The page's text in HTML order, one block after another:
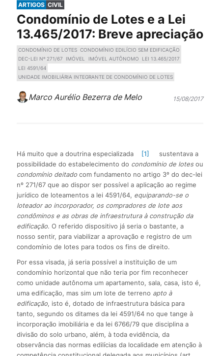
ARTIGOS CIVIL
Condomínio de Lotes e a Lei
13.465/2017: Breve apreciação
CONDOMÍNIO DE LOTES CONDOMÍNIO EDILÍCIO SEM EDIFICAÇÃO
DEC-LEI Nº 271/67
IMÓVEL IMÓVEL AUTÔNOMO
LEI 13.465/2017
LEI 4591/64
UNIDADE IMOBILIÁRIA INTEGRANTE DE CONDOMÍNIO DE LOTES
Marco Aurélio Bezerra de Melo 15/08/2017
Há muito que a doutrina especializada [1]
sustentava a
possibilidade do estabelecimento do condomínio de lotesou
condomínio deitadocom fundamento no artigo 3º do dec-lei
nº 271/67 que ao dispor ser possível a aplicação ao regime
jurídico de loteamentos a lei 4591/64, equiparando-se o
loteador ao incorporador, os compradores de lote aos
condôminos e as obras de infraestrutura à construção da
edificação. O referido dispositivo já seria o bastante, a
nosso sentir, para viabilizar a aprovação e registro de um
condomínio de lotes para todos os fins de direito.
Por essa visada, já seria possível a instituição de um
condomínio horizontal que não teria por fim reconhecer
como unidade autônoma um apartamento, sala, casa, isto é,
uma edificação, mas sim um lote de terreno apto à
edificação, isto é, dotado de infraestrutura básica para
tanto, segundo os ditames da lei 4591/64 no que tange à
incorporação imobiliária e da lei 6766/79 que disciplina a
divisão do solo urbano, além, à toda evidência, da
observância das normas edilícias da localidade em atenção à